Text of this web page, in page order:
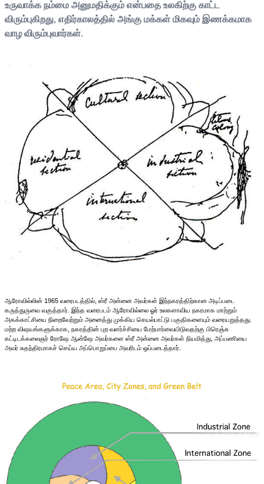
உருவாக்க நம்மை அனுமதிக்கும் என்பதை உலகிற்கு காட்ட
விரும்புகிறது, எதிர்காலத்தில் அங்கு மக்கள் மிகவும் இணக்கமாக
வாழ விரும்புவார்கள்.
ஆரோவில்லின் 1965 வரைபடத்தில், ஸ்ரீ அன்னை அவர்கள் இந்நகரத்திற்கான அடிப்படை
கருத்துருவை வகுத்தார். இந்த வரைபடம் ஆரோவில்லை ஓர் உலகளாவிய நகரமாக மாற்றும்
அகக்காட்சியை நிறைவேற்றும் அனைத்து முக்கிய செயல்பாட்டு பகுதிகளையும் வரையறுத்தது.
மற்ற விஷயங்களுக்காக, நகரத்தின் புற வளர்ச்சியை மேற்பார்வையிடுவதற்கு பிரெஞ்சு
கட்டிடக்கலைஞர் ரோஷே ஆன்ஷே அவர்களை ஸ்ரீ அன்னை அவர்கள் நியமித்து, அப்பணியை
அவர் சுதந்திரமாகச் செய்ய அப்பொறுப்பை அவரிடம் ஒப்படைத்தார்.